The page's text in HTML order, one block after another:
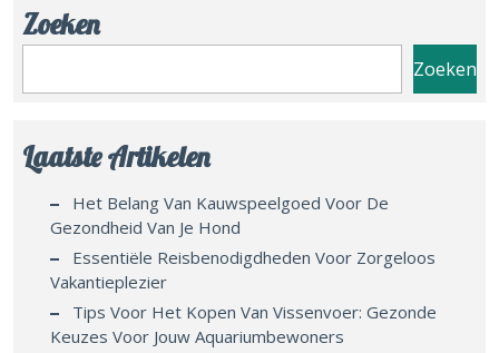
Zoeken
Zoeken
Laatste Artikelen
Het Belang Van Kauwspeelgoed Voor De
Gezondheid Van Je Hond
Essentiële Reisbenodigdheden Voor Zorgeloos
Vakantieplezier
Tips Voor Het Kopen Van Vissenvoer: Gezonde
Keuzes Voor Jouw Aquariumbewoners